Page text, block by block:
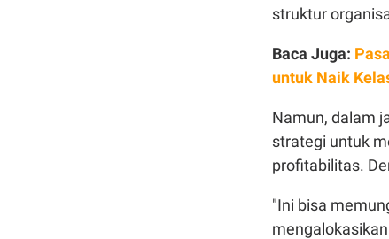
struktur
Baca Juga:
untuk Naik
Namun, dalam
strategi untuk
profitabilitas.
"Ini bisa